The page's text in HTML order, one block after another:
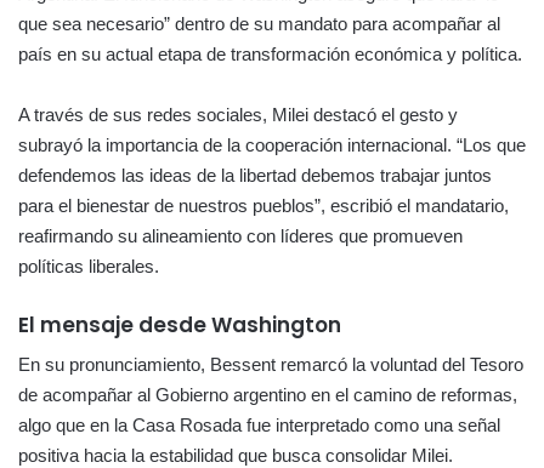
que sea necesario” dentro de su mandato para acompañar al
país en su actual etapa de transformación económica y política.
A través de sus redes sociales, Milei destacó el gesto y
subrayó la importancia de la cooperación internacional. “Los que
defendemos las ideas de la libertad debemos trabajar juntos
para el bienestar de nuestros pueblos”, escribió el mandatario,
reafirmando su alineamiento con líderes que promueven
políticas liberales.
El mensaje desde Washington
En su pronunciamiento, Bessent remarcó la voluntad del Tesoro
de acompañar al Gobierno argentino en el camino de reformas,
algo que en la Casa Rosada fue interpretado como una señal
positiva hacia la estabilidad que busca consolidar Milei.